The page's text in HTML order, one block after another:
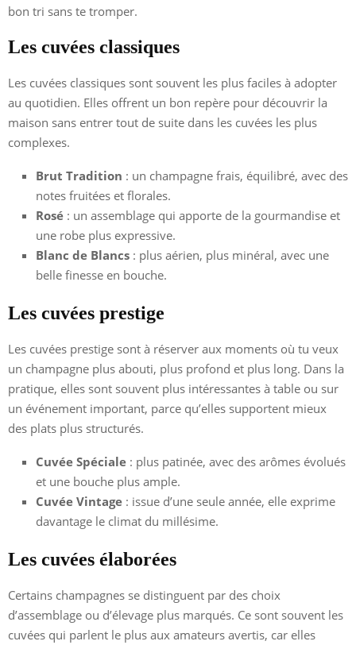
bon tri sans te tromper.
Les cuvées classiques
Les cuvées classiques sont souvent les plus faciles à adopter
au quotidien. Elles offrent un bon repère pour découvrir la
maison sans entrer tout de suite dans les cuvées les plus
complexes.
Brut Tradition : un champagne frais, équilibré, avec des
notes fruitées et florales.
Rosé : un assemblage qui apporte de la gourmandise et
une robe plus expressive.
Blanc de Blancs : plus aérien, plus minéral, avec une
belle finesse en bouche.
Les cuvées prestige
Les cuvées prestige sont à réserver aux moments où tu veux
un champagne plus abouti, plus profond et plus long. Dans la
pratique, elles sont souvent plus intéressantes à table ou sur
un événement important, parce qu’elles supportent mieux
des plats plus structurés.
Cuvée Spéciale : plus patinée, avec des arômes évolués
et une bouche plus ample.
Cuvée Vintage : issue d’une seule année, elle exprime
davantage le climat du millésime.
Les cuvées élaborées
Certains champagnes se distinguent par des choix
d’assemblage ou d’élevage plus marqués. Ce sont souvent les
cuvées qui parlent le plus aux amateurs avertis, car elles